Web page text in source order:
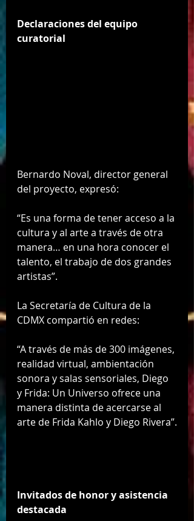
Declaraciones del equipo
curatorial
Bernardo Noval, director general
del proyecto, expresó:
“Es una forma de tener acceso a la
cultura y al arte a través de otra
manera… en una hora conocer el
talento, el trabajo de dos grandes
artistas”.
La Secretaría de Cultura de la
CDMX compartió en redes:
“A través de más de 300 imágenes,
realidad virtual, ambientación
sonora y salas sensoriales, Diego
y Frida: Un Universo ofrece una
manera distinta de acercarse al
arte de Frida Kahlo y Diego Rivera”.
Invitados de honor y asistencia
destacada